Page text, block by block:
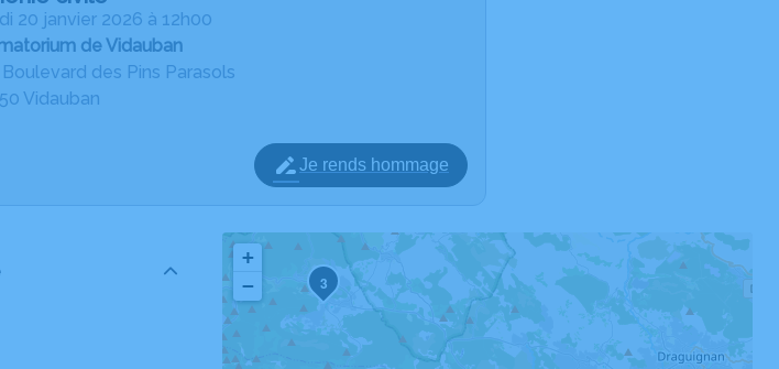
20 janvier 2026 à 12h00
de Vidauban
Boulevard des Pins Parasols
Vidauban
Je rends hommage
3
+
−